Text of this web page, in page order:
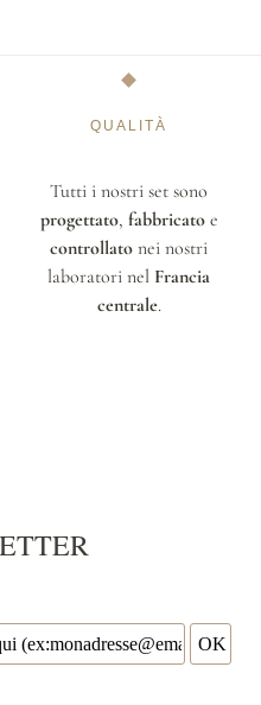
QUALITÀ
Tutti i nostri set sono
progettato, fabbricatoe
controllato nei nostri
laboratori nel Francia
centrale.